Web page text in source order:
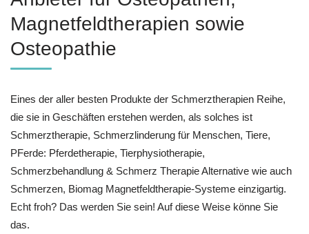
Magnetfeldtherapien sowie
Osteopathie
Eines der aller besten Produkte der Schmerztherapien Reihe,
die sie in Geschäften erstehen werden, als solches ist
Schmerztherapie, Schmerzlinderung für Menschen, Tiere,
PFerde: Pferdetherapie, Tierphysiotherapie,
Schmerzbehandlung & Schmerz Therapie Alternative wie auch
Schmerzen, Biomag Magnetfeldtherapie-Systeme einzigartig.
Echt froh? Das werden Sie sein! Auf diese Weise könne Sie
das.